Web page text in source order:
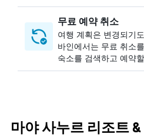
무료 예약 취소
여행 계획은 변경되기
바인에서는 무료 취소
숙소를 검색하고 예약
마야 사누르 리조트